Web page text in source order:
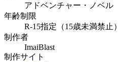
アドベンチャー・ノベル
年齢制限
R-15指定（15歳未満禁止）
制作者
ImaiBlast
制作サイト